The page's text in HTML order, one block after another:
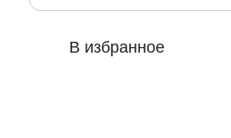
В избранное